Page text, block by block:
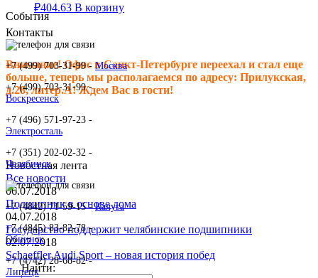
События
Внимание! Офис в Санкт-Петербурге переехал и стал еще
больше, теперь мы располагаемся по адресу: Прилукская,
д.28, литер.А! Ждем Вас в гости!
Новостная лента
Все новости
06.07.2018
Подшипник в основе дома
04.07.2018
Государство поддержит челябинские подшипники
02.07.2018
Schaeffler Audi Sport – новая история побед
Найти:
₽404.63 В корзину
Контакты
+7 (499) 703-31-99 -Москва
+7 (499) 703-31-99 -
Воскресенск
+7 (496) 571-97-23 -
Электросталь
+7 (351) 202-02-32 -
Челябинск
+7 (4842) 71-59-15 -Калуга
+7 (4845) 83-82-78 -
Обнинск
+7 (4742) 28-68-82 -
Липецк